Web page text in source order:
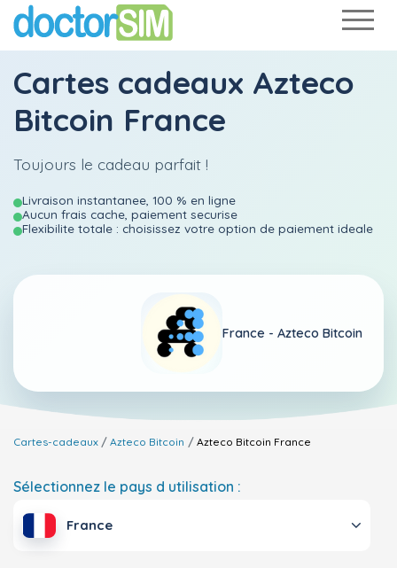
Cartes cadeaux Azteco
Bitcoin France
Toujours le cadeau parfait !
Livraison instantanee, 100 % en ligne
Aucun frais cache, paiement securise
Flexibilite totale : choisissez votre option de paiement ideale
France - Azteco Bitcoin
Cartes-cadeaux Azteco Bitcoin Azteco Bitcoin France
Sélectionnez le pays d utilisation :
France